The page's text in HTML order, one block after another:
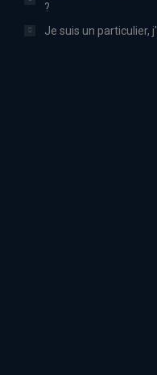
?
Je suis un particulier,